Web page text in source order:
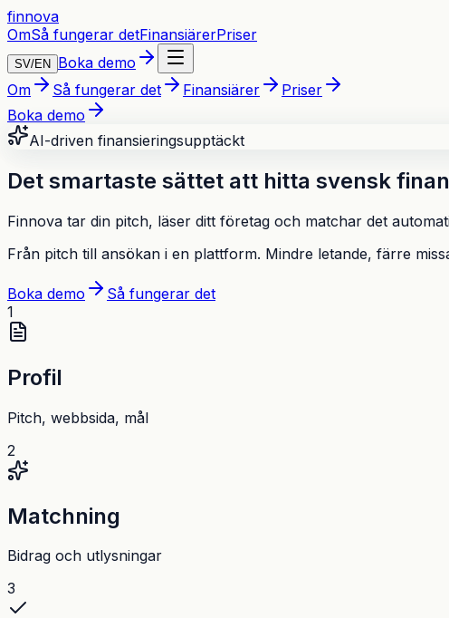
finnova
OmSå fungerar detFinansiärerPriser
SV/EN
Boka demo
Om
Så fungerar det Finansiärer
Priser
Boka demo
AI-driven finansieringsupptäckt
Det smartaste sättet att hitta svensk
Finnova tar din pitch, läser ditt företag och matchar det
Från pitch till ansökan i en plattform. Mindre letande, färre
Boka demo
Så fungerar det
1
Profil
Pitch, webbsida, mål
2
Matchning
Bidrag och utlysningar
3